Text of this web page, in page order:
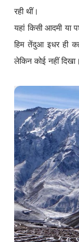
रही थीं।
यहां किसी आदमी या
हिम तेंदुआ इधर ही
लेकिन कोई नहीं दिखा।